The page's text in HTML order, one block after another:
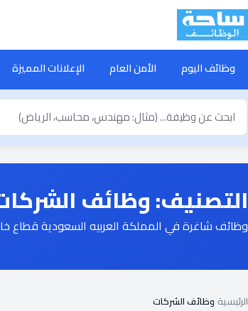
تخطى
إلى
المحتوى
وظائف اليوم الأمن العام الإعلانات المميزة
ابحث
التصنيف:وظائف
وظائف شاغرة في المملكة العربيه السعودية
الرئيسية وظائف الشركات